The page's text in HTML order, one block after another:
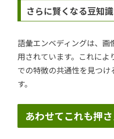
さらに賢くなる豆知識
語彙エンベディングは、
用されています。これによ
での特徴の共通性を見つ
す。
あわせてこれも押さ